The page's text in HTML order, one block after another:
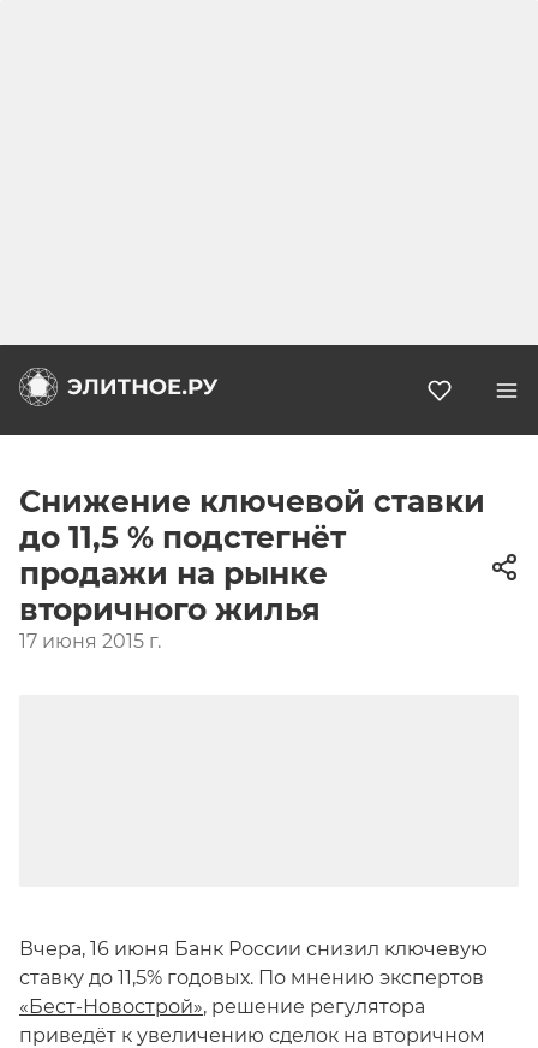
Снижение ключевой ставки
до 11,5 % подстегнёт
продажи на рынке
вторичного жилья
17 июня 2015 г.
Вчера, 16 июня Банк России снизил ключевую
ставку до 11,5% годовых. По мнению экспертов
«Бест-Новострой», решение регулятора
приведёт к увеличению сделок на вторичном